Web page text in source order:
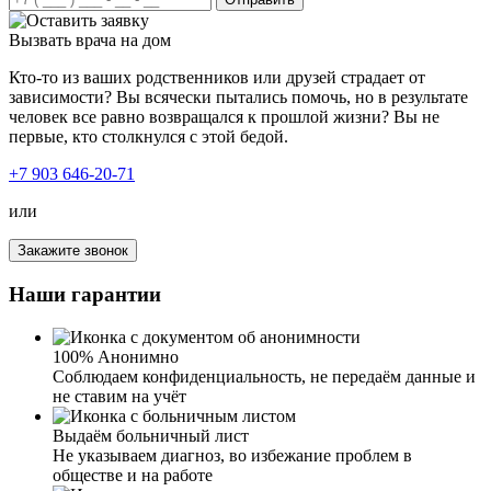
наркоцентре . Зависимость оказалась слишком сильной,
благодаря профессиональной команде специалистов и
программе, я смог преодолеть свою зависимость
полностью. Мне предоставили все необходимые
ресурсы и поддержку во время стационарного лечения.
Я нашел в себе силы бороться с желаниями и научился
здоровому образу жизни. Теперь я чувствую себя
свободным от наркотиков и готов начать новую главу в
своей жизни. Я рекомендую клинику всем, кто ищет
Вызвать врача на дом
Кто-то из ваших родственников или друзей страдает от
зависимости? Вы всячески пытались помочь, но в результате
человек все равно возвращался к прошлой жизни? Вы не
первые, кто столкнулся с этой бедой.
+7 903 646-20-71
или
Закажите звонок
Наши гарантии
100% Анонимно
Соблюдаем конфиденциальность, не передаём данные и
не ставим на учёт
Выдаём больничный лист
Не указываем диагноз, во избежание проблем в
обществе и на работе